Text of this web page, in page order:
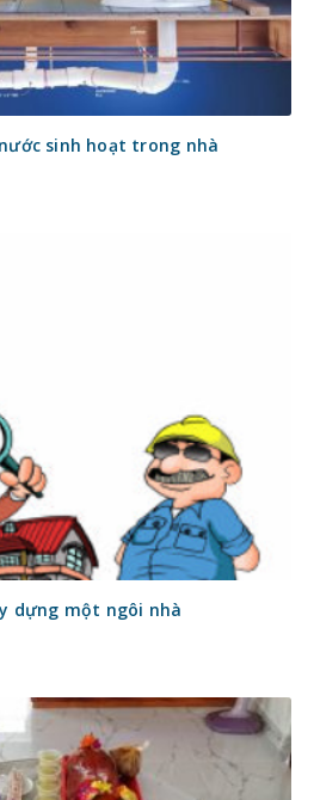
sinh hoạt trong nhà
dựng một ngôi nhà